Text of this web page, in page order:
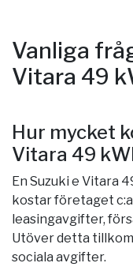
Vanliga
Vitara 49
Hur mycket
Vitara 49
En Suzuki e Vitara
kostar företaget
leasingavgifter,
Utöver detta
sociala avgifter.